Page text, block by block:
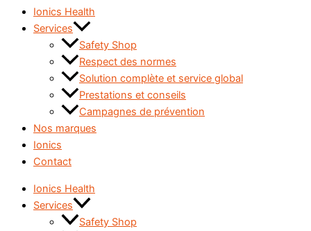
Ionics Health
Services
Safety Shop
Respect des normes
Solution complète et service global
Prestations et conseils
Campagnes de prévention
Nos marques
Ionics
Contact
Ionics Health
Services
Safety Shop